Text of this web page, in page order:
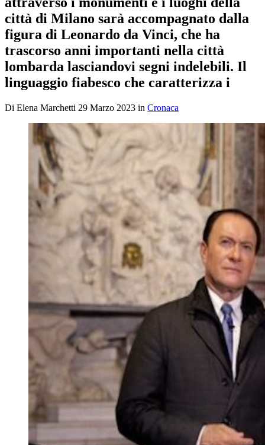
città di Milano sarà accompagnato dalla
figura di Leonardo da Vinci, che ha
trascorso anni importanti nella città
lombarda lasciandovi segni indelebili. Il
linguaggio fiabesco che caratterizza i
Di Elena Marchetti 29 Marzo 2023 in Cronaca